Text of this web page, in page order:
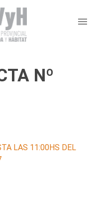
menu
Nº
LAS 11:00HS DEL